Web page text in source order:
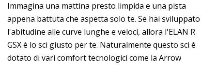
Immagina una mattina presto limpida e una pista
appena battuta che aspetta solo te. Se hai sviluppato
l'abitudine alle curve lunghe e veloci, allora l'ELAN R
GSX è lo sci giusto per te. Naturalmente questo sci è
dotato di vari comfort tecnologici come la Arrow